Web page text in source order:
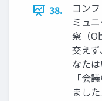
38.
コン
ミュ
察（
交え
なた
「会
まし